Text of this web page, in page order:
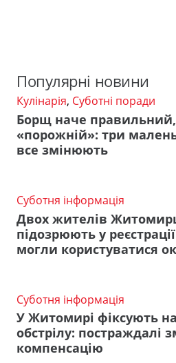
Популярні новини
Кулінарія, Суботні поради
Борщ наче
«порожній»: три
все змінюють
Суботня інформація
Двох жителів
підозрюють у
могли користуватися
Суботня інформація
У Житомирі фіксують
обстрілу: постраждалі
компенсацію